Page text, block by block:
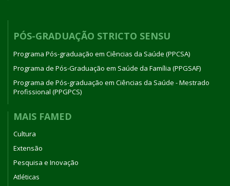
PÓS-GRADUAÇÃO STRICTO SENSU
Programa Pós-graduação em Ciências da Saúde (PPCSA)
Programa de Pós-Graduação em Saúde da Família (PPGSAF)
Programa de Pós-graduação em Ciências da Saúde - Mestrado
Profissional (PPGPCS)
MAIS FAMED
Cultura
Extensão
Pesquisa e Inovação
Atléticas